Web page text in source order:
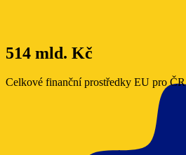
514 mld. Kč
Celkové finanční prostředky EU pro ČR